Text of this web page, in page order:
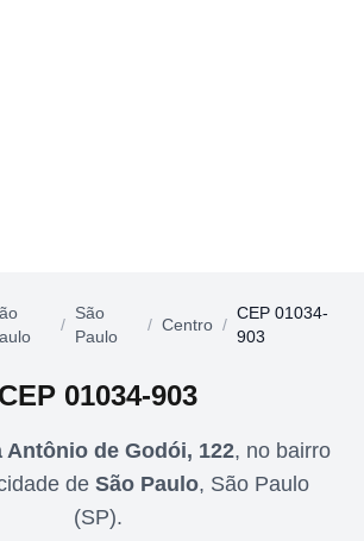
/
São
Paulo
/ Centro /
CEP 01034-
903
CEP 01034-903
Antônio de Godói, 122, no bairro
de São Paulo, São Paulo
(SP).